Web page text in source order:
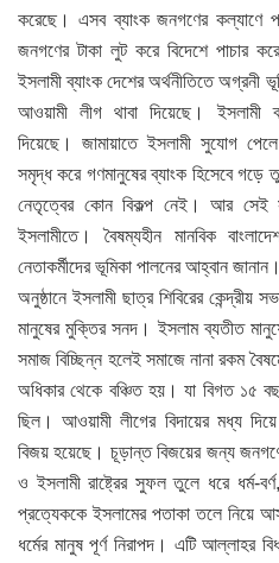
করেছে। এসব ব্যাংক জনগণের কল্যাণে
জনগণের টাকা লুট করে বিদেশে পাচার
ইসলামী ব্যাংক দেশের অর্থনীতিতে অগ্রনী
আওয়ামী লীগ থাবা দিয়েছে। ইসলামী
দিয়েছে। জামায়াতে ইসলামী সুযোগ
সমৃদ্ধ করে গণমানুষের ব্যাংক হিসেবে গড়ে
নেতৃত্বের কোন বিকল্প নেই। আর সেই
ইসলামীতে। বৈষম্যহীন মানবিক
নেতাকর্মীদের ভূমিকা পালনের আহ্বান জানান।
অনুষ্ঠানে ইসলামী ছাত্র শিবিরের
মানুষের মুক্তির সনদ। ইসলাম ব্যতীত
সমাজ বিচ্ছিন্ন হলেই সমাজে নানা রকম
অধিকার থেকে বঞ্চিত হয়। যা বিগত ১৫
ছিল। আওয়ামী লীগের বিদায়ের মধ্য দিয়ে
বিজয় হয়েছে। চূড়ান্ত বিজয়ের জন্য
ও ইসলামী রাষ্ট্রের সুফল তুলে ধরে ধর্ম-বর্ণ,
প্রত্যেককে ইসলামের পতাকা তলে নিয়ে
ধর্মের মানুষ পূর্ণ নিরাপদ। এটি আল্লাহর